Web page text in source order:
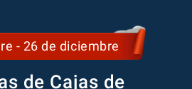
- 26 de diciembre
de Cajas de